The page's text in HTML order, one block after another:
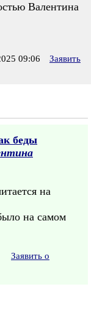
Валентина
09:06
Заявить
беды
на
на самом
Заявить о